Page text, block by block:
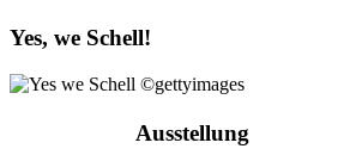
Yes, we Schell!
Ausstellung